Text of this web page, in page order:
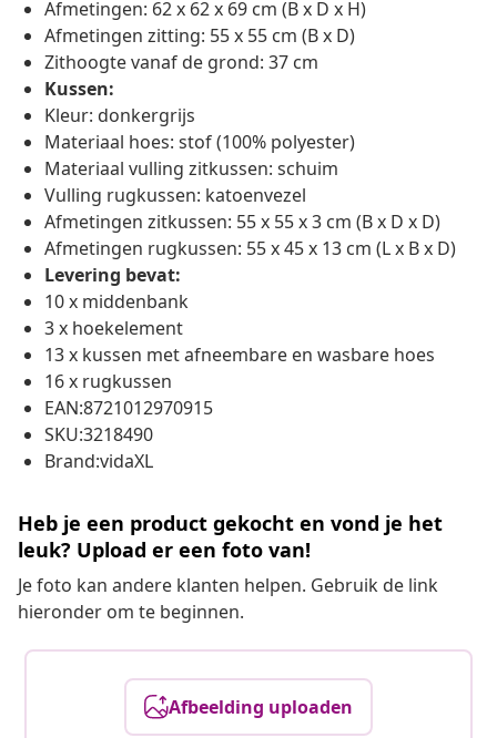
Afmetingen: 62 x 62 x 69 cm (B x D x H)
Afmetingen zitting: 55 x 55 cm (B x D)
Zithoogte vanaf de grond: 37 cm
Kussen:
Kleur: donkergrijs
Materiaal hoes: stof (100% polyester)
Materiaal vulling zitkussen: schuim
Vulling rugkussen: katoenvezel
Afmetingen zitkussen: 55 x 55 x 3 cm (B x D x D)
Afmetingen rugkussen: 55 x 45 x 13 cm (L x B x D)
Levering bevat:
10 x middenbank
3 x hoekelement
13 x kussen met afneembare en wasbare hoes
16 x rugkussen
EAN:8721012970915
SKU:3218490
Brand:vidaXL
Heb je een product gekocht en vond je het
leuk? Upload er een foto van!
Je foto kan andere klanten helpen. Gebruik de link
hieronder om te beginnen.
Afbeelding uploaden